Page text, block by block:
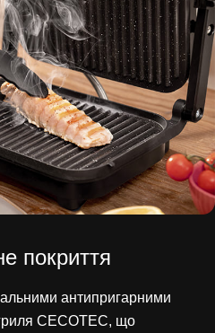
покриття
антипригарними
CECOTEC, що